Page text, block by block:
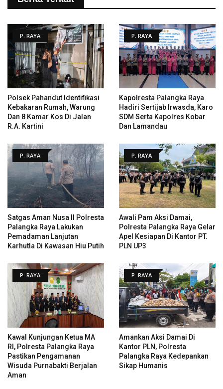
P. RAYA
Polsek Pahandut Identifikasi
Kebakaran Rumah, Warung
Dan 8 Kamar Kos Di Jalan
R.A. Kartini
P. RAYA
Kapolresta Palangka Raya
Hadiri Sertijab Irwasda, Karo
SDM Serta Kapolres Kobar
Dan Lamandau
P. RAYA
Satgas Aman Nusa II Polresta
Palangka Raya Lakukan
Pemadaman Lanjutan
Karhutla Di Kawasan Hiu Putih
P. RAYA
Awali Pam Aksi Damai,
Polresta Palangka Raya Gelar
Apel Kesiapan Di Kantor PT.
PLN UP3
P. RAYA
Kawal Kunjungan Ketua MA
RI, Polresta Palangka Raya
Pastikan Pengamanan
Wisuda Purnabakti Berjalan
Aman
P. RAYA
Amankan Aksi Damai Di
Kantor PLN, Polresta
Palangka Raya Kedepankan
Sikap Humanis